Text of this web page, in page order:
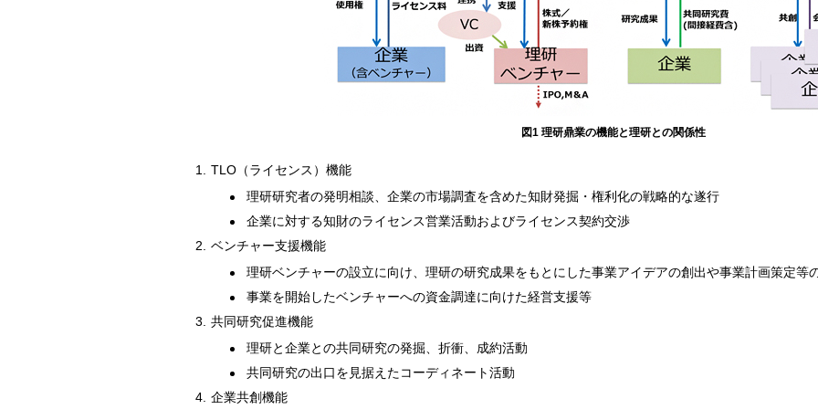
図1 理研鼎業の機能と理研との関係性
1.
TLO（ライセンス）機能
理研研究者の発明相談、企業の市場調査を含めた知財発掘・権利化の戦略的な遂行
企業に対する知財のライセンス営業活動およびライセンス契約交渉
2.
ベンチャー支援機能
理研ベンチャーの設立に向け、理研の研究成果をもとにした事業アイデアの創出や事業計画策定等
事業を開始したベンチャーへの資金調達に向けた経営支援等
3.
共同研究促進機能
理研と企業との共同研究の発掘、折衝、成約活動
共同研究の出口を見据えたコーディネート活動
4. 企業共創機能